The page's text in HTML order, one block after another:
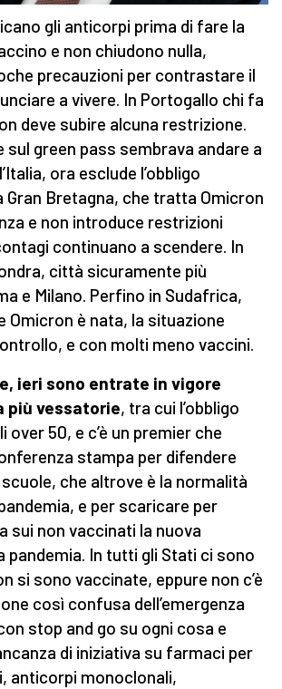
gli anticorpi prima di fare la
e non chiudono nulla,
precauzioni per contrastare il
a vivere. In Portogallo chi fa
deve subire alcuna restrizione.
sul green pass sembrava andare a
ora esclude l’obbligo
Gran Bretagna, che tratta Omicron
e non introduce restrizioni
continuano a scendere. In
città sicuramente più
e Milano. Perfino in Sudafrica,
Omicron è nata, la situazione
e con molti meno vaccini.
ieri sono entrate in vigore
più vessatorie, tra cui l’obbligo
over 50, e c’è un premier che
stampa per difendere
scuole, che altrove è la normalità
e per scaricare per
sui non vaccinati la nuova
pandemia. In tutti gli Stati ci sono
si sono vaccinate, eppure non c’è
così confusa dell’emergenza
stop and go su ogni cosa e
di iniziativa su farmaci per
anticorpi monoclonali,